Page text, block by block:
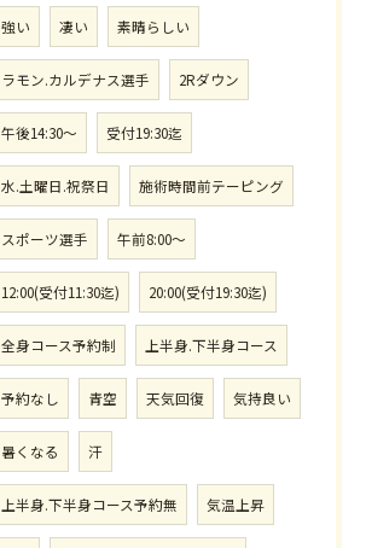
強い 凄い 素晴らしい
ラモン.カルデナス選手 2Rダウン
午後14:30〜 受付19:30迄
水.土曜日.祝祭日 施術時間前テーピング
スポーツ選手 午前8:00〜
12:00(受付11:30迄) 20:00(受付19:30迄)
全身コース予約制 上半身.下半身コース
予約なし 青空 天気回復 気持良い
暑くなる 汗
上半身.下半身コース予約無 気温上昇